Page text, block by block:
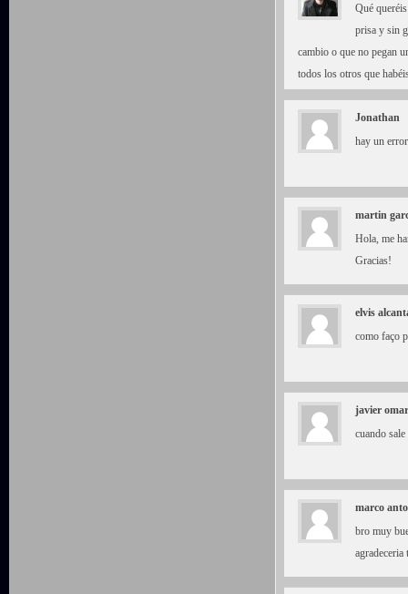
Qué
prisa y sin
cambio o que no pegan
todos los otros que
Jonathan
hay un
martin
Hola, me
Gracias!
elvis
como faço
javier
cuando
marco
bro muy
agradeceria